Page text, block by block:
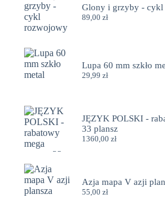
Glony i grzyby -
89,00zł
Lupa 60 mm szkło
29,99zł
JĘZYK POLSKI -
33 plansz
1360,00zł
Azja mapa V azji
55,00zł